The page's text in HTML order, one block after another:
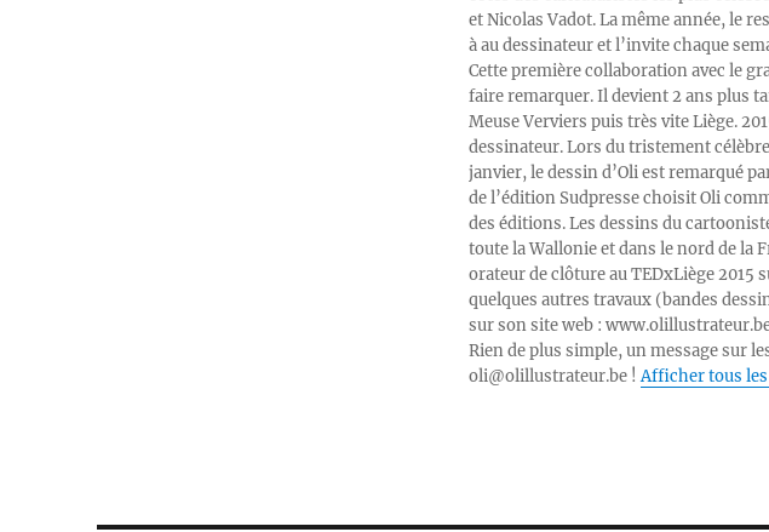
et Nicolas Vadot. La même année, le
à au dessinateur et l’invite chaque
Cette première collaboration avec le
faire remarquer. Il devient 2 ans plus
Meuse Verviers puis très vite Liège.
dessinateur. Lors du tristement
janvier, le dessin d’Oli est remarqué
de l’édition Sudpresse choisit Oli
des éditions. Les dessins du
toute la Wallonie et dans le nord de la
orateur de clôture au TEDxLiège
quelques autres travaux (bandes
sur son site web :
Rien de plus simple, un message sur
oli@olillustrateur.be !Afficher tous